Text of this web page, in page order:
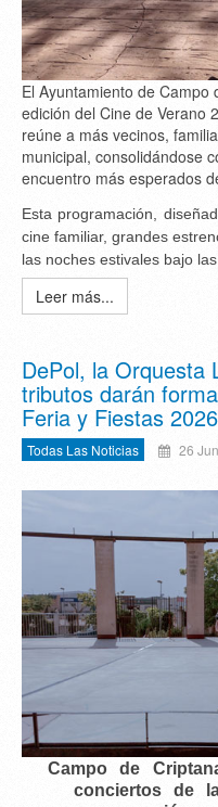
El Ayuntamiento de
edición del Cine de Verano
reúne a más vecinos,
municipal, consolidándose
encuentro más esperados
Esta programación,
cine familiar, grandes
las noches estivales bajo
Leer más...
DePol, la Orquesta
tributos darán
Feria y Fiestas
Todas Las Noticias 26
Campo de
conciertos de